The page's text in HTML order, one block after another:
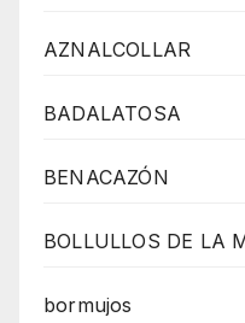
AZNALCOLLAR
BADALATOSA
BENACAZÓN
BOLLULLOS DE LA
bormujos